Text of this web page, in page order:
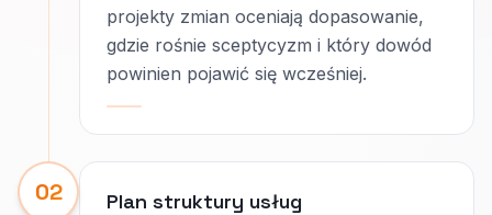
projekty zmian oceniają dopasowanie,
gdzie rośnie sceptycyzm i który dowód
powinien pojawić się wcześniej.
02 Plan struktury usług